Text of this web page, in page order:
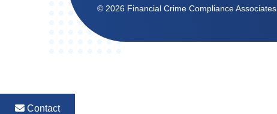
© 2026 Financial Crime Compliance Associates
Contact